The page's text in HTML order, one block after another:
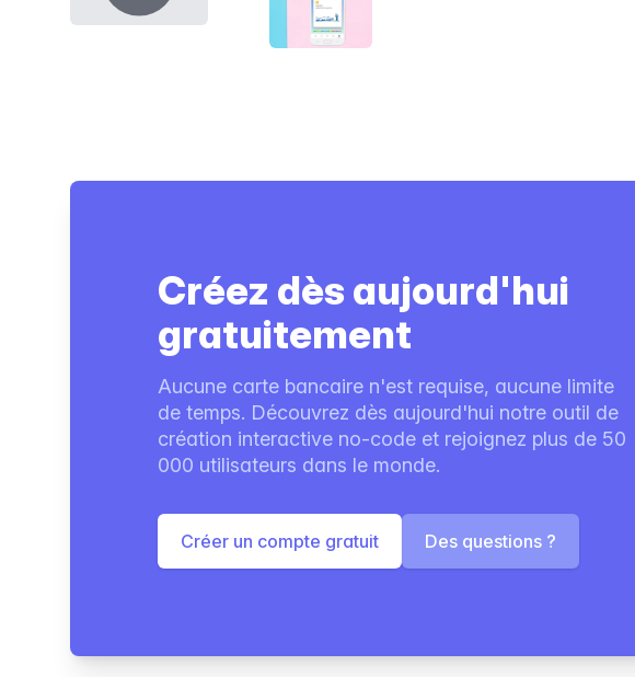
Créez dès aujourd'hui
gratuitement
Aucune carte bancaire n'est requise, aucune limite
de temps. Découvrez dès aujourd'hui notre outil de
création interactive no-code et rejoignez plus de 50
000 utilisateurs dans le monde.
Créer un compte gratuit Des questions ?